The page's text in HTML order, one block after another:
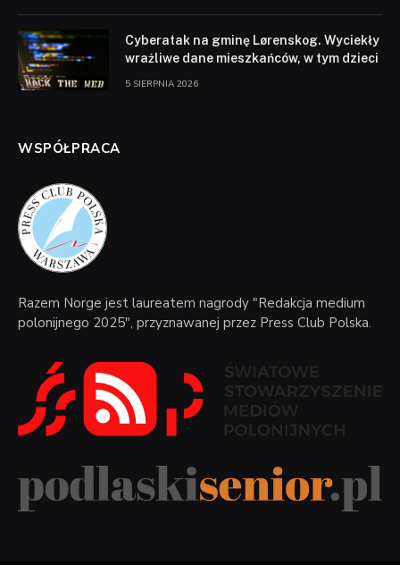
Cyberatak na gminę Lørenskog. Wyciekły
wrażliwe dane mieszkańców, w tym dzieci
5 SIERPNIA 2026
WSPÓŁPRACA
Razem Norge jest laureatem nagrody "Redakcja medium
polonijnego 2025", przyznawanej przez Press Club Polska.